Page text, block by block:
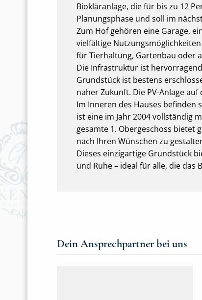
Biokläranlage, die für bis zu 12
Planungsphase und soll im
Zum Hof gehören eine Garage,
vielfältige
für Tierhaltung, Gartenbau oder
Die Infrastruktur ist
Grundstück ist bestens
naher Zukunft. Die PV-Anlage
Im Inneren des Hauses befinden
ist eine im Jahr 2004 vollständig
gesamte 1. Obergeschoss bietet
nach Ihren Wünschen zu
Dieses einzigartige Grundstück
und Ruhe – ideal für alle, die das
Dein Ansprechpartner bei uns